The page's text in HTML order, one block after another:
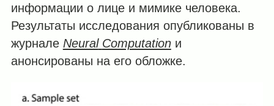
информации о лице и мимике человека.
Результаты исследования опубликованы в
журнале Neural Computationи
анонсированы на его обложке.